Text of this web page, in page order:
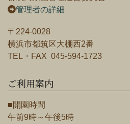
管理者の詳細
〒224-0028
横浜市都筑区大棚西2番
TEL・FAX 045-594-1723
ご利用案内
■開園時間
午前9時～午後5時